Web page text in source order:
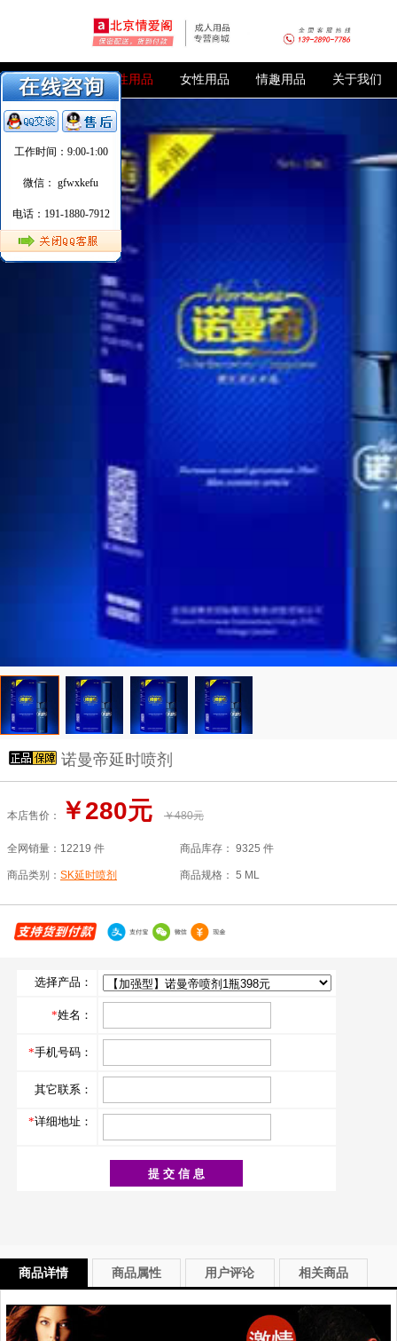
SK延时喷剂 男性用品 女性用品 情趣用品 关于我们
诺曼帝延时喷剂
本店售价： ￥280元 ￥480元
全网销量： 12219 件 商品库存： 9325 件
商品类别： SK延时喷剂 商品规格： 5 ML
商品详情 商品属性 用户评论 相关商品
工作时间：9:00-1:00
微信： gfwxkefu
电话：191-1880-7912